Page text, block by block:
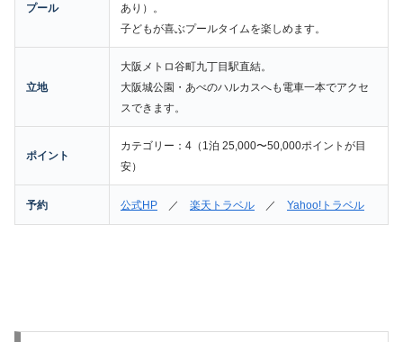
プール
あり）。
子どもが喜ぶプールタイムを楽しめます。
立地
大阪メトロ谷町九丁目駅直結。
大阪城公園・あべのハルカスへも電車一本でアクセ
スできます。
ポイント
カテゴリー：4（1泊 25,000〜50,000ポイントが目
安）
予約 公式HP ／ 楽天トラベル ／ Yahoo!トラベル